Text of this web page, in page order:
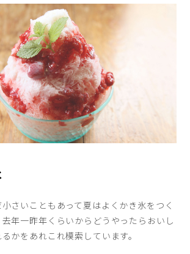
さいこともあって夏はよくかき氷をつく
年一昨年くらいからどうやったらおいし
かをあれこれ模索しています。